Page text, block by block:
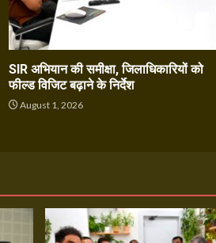
SIR अभियान की समीक्षा, जिलाधिकारियों को
फील्ड विजिट बढ़ाने के निर्देश
August 1, 2026